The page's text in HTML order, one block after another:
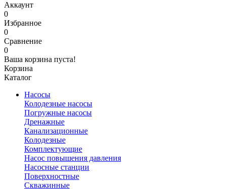
Аккаунт
0
Избранное
0
Сравнение
0
Ваша корзина пуста!
Корзина
Каталог
Насосы
Колодезные насосы
Погружные насосы
Дренажные
Канализационные
Колодезные
Комплектующие
Насос повышения давления
Насосные станции
Поверхностные
Скважинные